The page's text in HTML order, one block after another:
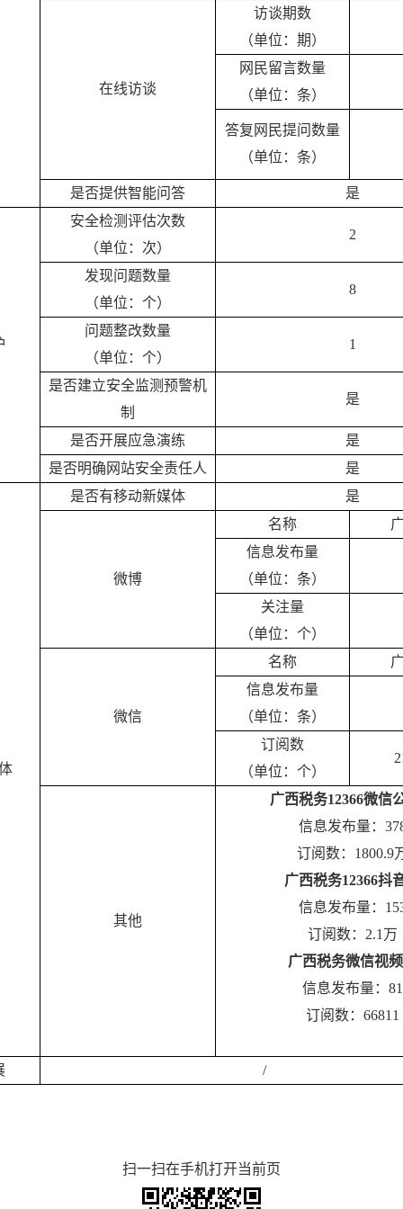
在线访谈
访谈期数
（单位：期）
网民留言数量
（单位：条）
答复网民提问数量
（单位：条）
是否提供智能问答 是
安全检测评估次数
（单位：次）
2
发现问题数量
（单位：个）
8
问题整改数量
（单位：个）
1
是否建立安全监测预警机
制
是
是否开展应急演练
是
是否明确网站安全责任人
是
是否有移动新媒体 是
微博
名称
信息发布量
（单位：条）
关注量
（单位：个）
微信
名称
信息发布量
（单位：条）
订阅数
（单位：个）
其他
广西税务12366微信
信息发布量：
订阅数： 1800.9
广西税务12366抖
信息发布量：
订阅数： 2.1万
广西税务微信视
信息发布量： 81
订阅数： 66811
/
扫一扫在手机打开当前页